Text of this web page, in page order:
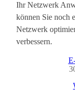
Ihr Netzwerk
können Sie noch
Netzwerk
verbessern.